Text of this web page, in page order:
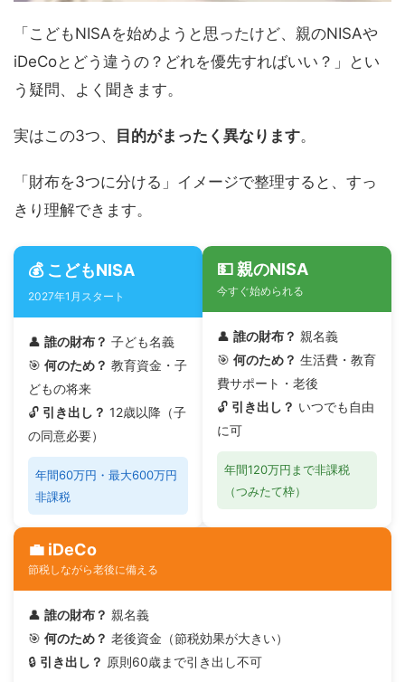
「こどもNISAを始めようと思ったけど、親のNISAや
iDeCoとどう違うの？どれを優先すればいい？」とい
う疑問、よく聞きます。
実はこの3つ、 目的がまったく異なります。
「財布を3つに分ける」イメージで整理すると、すっ
きり理解できます。
💰 こどもNISA
2027年1月スタート
👤 誰の財布？ 子ども名義
🎯 何のため？ 教育資金・子
どもの将来
🔓 引き出し？ 12歳以降（子
の同意必要）
年間60万円・最大600万円
非課税
💵 親のNISA
今すぐ始められる
👤 誰の財布？ 親名義
🎯 何のため？ 生活費・教育
費サポート・老後
🔓 引き出し？ いつでも自由
に可
年間120万円まで非課税
（つみたて枠）
💼 iDeCo
節税しながら老後に備える
👤 誰の財布？ 親名義
🎯 何のため？ 老後資金（節税効果が大きい）
🔒 引き出し？ 原則60歳まで引き出し不可